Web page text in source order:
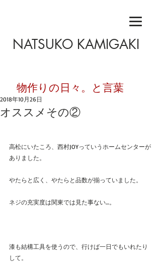
NATSUKO KAMIGAKI
​物作りの日々。と言葉
オススメその②
2018年10月26日
高松にいたころ、西村JOYっていうホームセンターが
ありました。
やたらと広く、やたらと品数が揃っていました。
ネジの充実度は関東では見た事ない…。
漆も結構工具を使うので、行けば一日でもいれたり
して。